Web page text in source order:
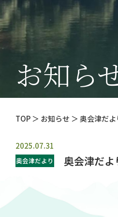
お知ら
TOP ＞ お知らせ ＞ 奥会津だ
2025.07.31
奥会津だより 奥会津だ